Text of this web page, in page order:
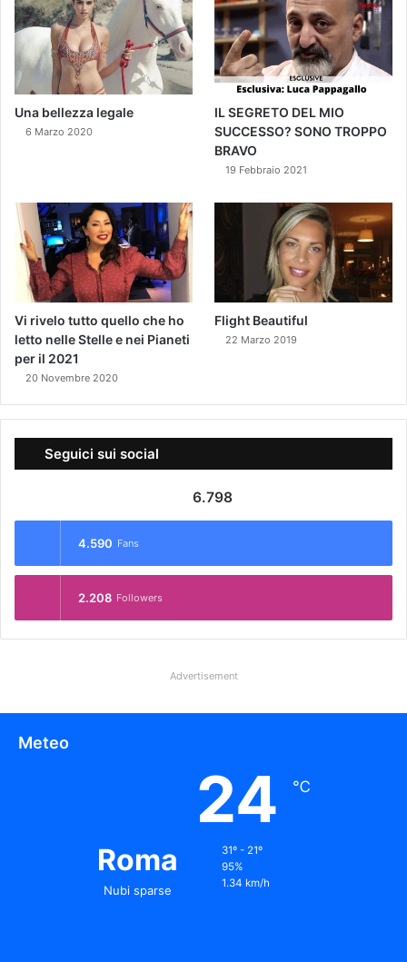
Una bellezza legale
6 Marzo 2020
IL SEGRETO DEL MIO
SUCCESSO? SONO TROPPO
BRAVO
19 Febbraio 2021
Vi rivelo tutto quello che ho
letto nelle Stelle e nei Pianeti
per il 2021
20 Novembre 2020
Flight Beautiful
22 Marzo 2019
Seguici sui social
6.798
4.590 Fans
2.208 Followers
Advertisement
Meteo
Roma
Nubi sparse
24 ℃
31º - 21º
95%
1.34 km/h